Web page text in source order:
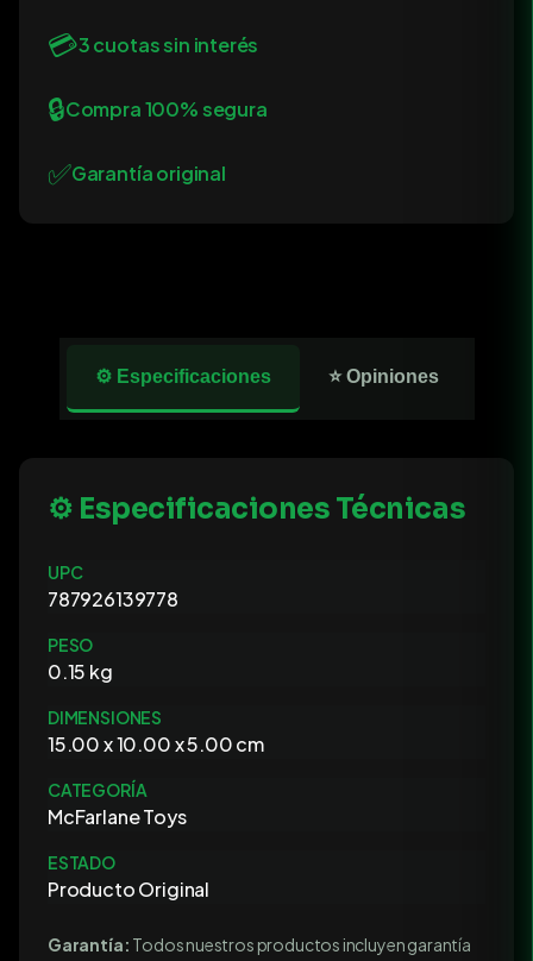
💳3 cuotas sin interés
🔒Compra 100% segura
✅Garantía original
⚙️ Especificaciones ⭐ Opiniones
⚙️ Especificaciones Técnicas
UPC
787926139778
PESO
0.15 kg
DIMENSIONES
15.00 x 10.00 x 5.00 cm
CATEGORÍA
McFarlane Toys
ESTADO
Producto Original
Garantía: Todos nuestros productos incluyen garantía